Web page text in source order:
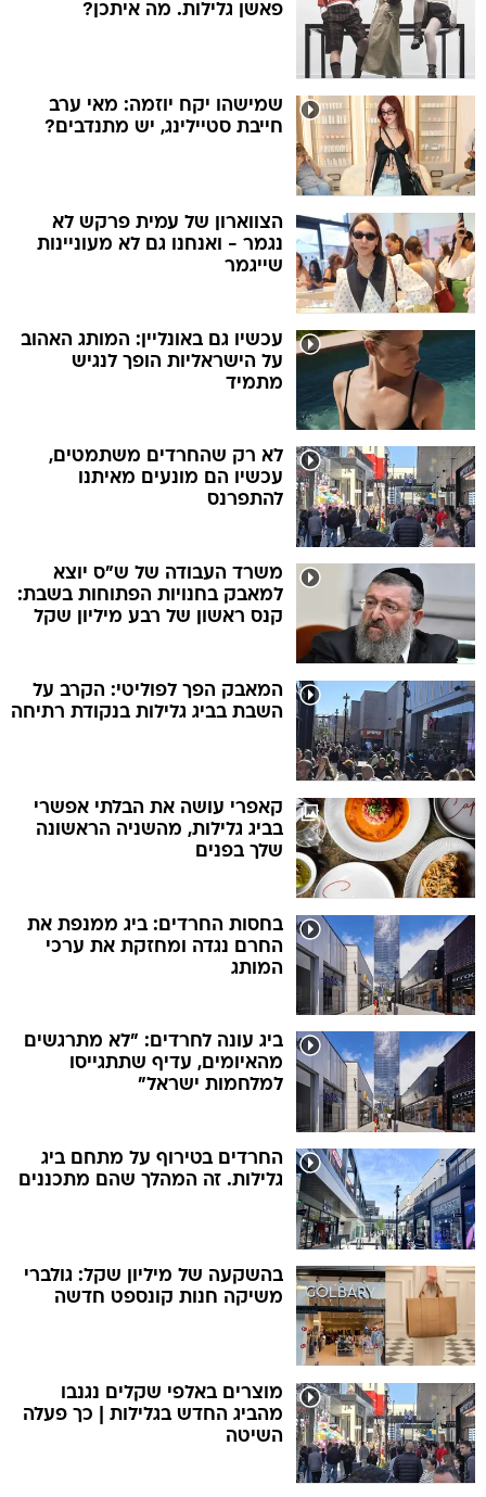
פאשן גלילות. מה איתכן?
שמישהו יקח יוזמה: מאי ערב
חייבת סטיילינג, יש מתנדבים?
הצווארון של עמית פרקש לא
נגמר - ואנחנו גם לא מעוניינות
שייגמר
עכשיו גם באונליין: המותג האהוב
על הישראליות הופך לנגיש
מתמיד
לא רק שהחרדים משתמטים,
עכשיו הם מונעים מאיתנו
להתפרנס
משרד העבודה של ש"ס יוצא
למאבק בחנויות הפתוחות בשבת:
קנס ראשון של רבע מיליון שקל
המאבק הפך לפוליטי: הקרב על
השבת בביג גלילות בנקודת רתיחה
קאפרי עושה את הבלתי אפשרי
בביג גלילות, מהשניה הראשונה
שלך בפנים
בחסות החרדים: ביג ממנפת את
החרם נגדה ומחזקת את ערכי
המותג
ביג עונה לחרדים: "לא מתרגשים
מהאיומים, עדיף שתתגייסו
למלחמות ישראל"
החרדים בטירוף על מתחם ביג
גלילות. זה המהלך שהם מתכננים
בהשקעה של מיליון שקל: גולברי
משיקה חנות קונספט חדשה
מוצרים באלפי שקלים נגנבו
מהביג החדש בגלילות | כך פעלה
השיטה